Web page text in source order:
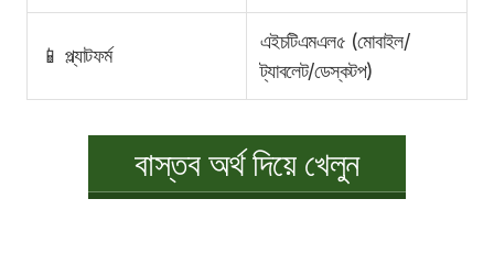
📱 প্ল্যাটফর্ম
এইচটিএমএল৫ (মোবাইল/
ট্যাবলেট/ডেস্কটপ)
বাস্তব অর্থ দিয়ে খেলুন